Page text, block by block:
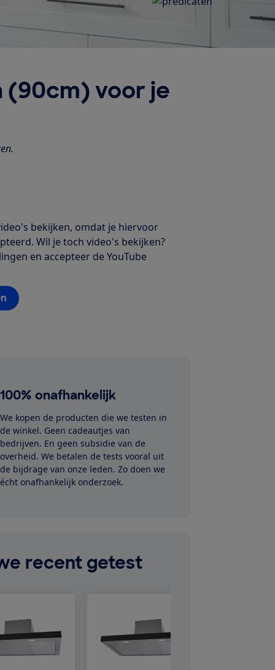
voor je
bekijken, omdat je hiervoor
Wil je toch video's bekijken?
en accepteer de YouTube
100% onafhankelijk
We kopen de producten die we testen in
de winkel. Geen cadeautjes van
bedrijven. En geen subsidie van de
overheid. We betalen de tests vooral uit
de bijdrage van onze leden. Zo doen we
écht onafhankelijk onderzoek.
recent getest